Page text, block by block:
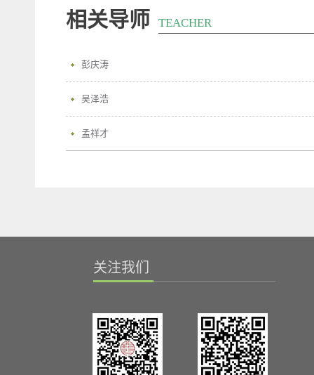
相关导师 TEACHER
彭庆涛
吴泽浩
孟祥才
关注我们